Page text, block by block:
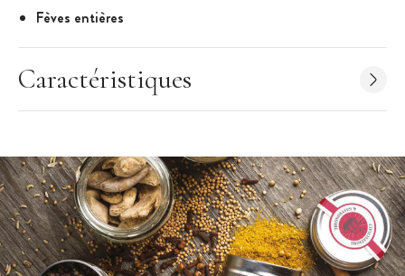
Fèves entières
Parfum chaud et gourmand
À râper ou infuser
Caractéristiques des fèves :
Espèce botanique : Dipteryx odorata
Ingrédients : fève tonka, taux de coumarine entre 1 et 4%.
Allergènes : Peut contenir des traces de céleri, sésame,
moutarde, fruits à coques.
Poids : 50 g
Caractéristiques